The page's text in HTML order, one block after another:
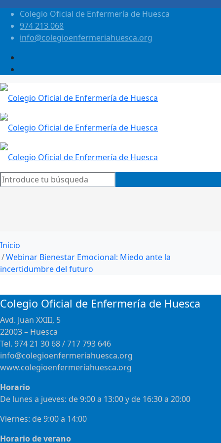
Colegio Oficial de Enfermería de Huesca
974 213 068
info@colegioenfermeriahuesca.org
Inicio
Webinar Bienestar Emocional: Miedo ante la
incertidumbre del futuro
Colegio Oficial de Enfermería de Huesca
Avd. Juan XXIII, 5
22003 – Huesca
Tel. 974 21 30 68 / 717 793 646
info@colegioenfermeriahuesca.org
www.colegioenfermeríahuesca.org
Horario
De lunes a jueves: de 9:00 a 13:00 y de 16:30 a 20:00
Viernes: de 9:00 a 14:00
Horario de verano